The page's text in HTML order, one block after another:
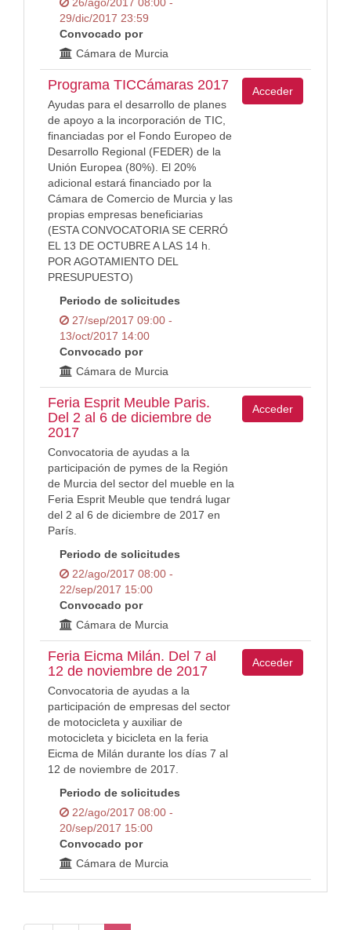
26/ago/2017 08:00 -
29/dic/2017 23:59
Convocado por
Cámara de Murcia
Programa TICCámaras 2017
Ayudas para el desarrollo de planes
de apoyo a la incorporación de TIC,
financiadas por el Fondo Europeo de
Desarrollo Regional (FEDER) de la
Unión Europea (80%). El 20%
adicional estará financiado por la
Cámara de Comercio de Murcia y las
propias empresas beneficiarias
(ESTA CONVOCATORIA SE CERRÓ
EL 13 DE OCTUBRE A LAS 14 h.
POR AGOTAMIENTO DEL
PRESUPUESTO)
Periodo de solicitudes
27/sep/2017 09:00 -
13/oct/2017 14:00
Convocado por
Cámara de Murcia
Acceder
Feria Esprit Meuble Paris.
Del 2 al 6 de diciembre de
2017
Convocatoria de ayudas a la
participación de pymes de la Región
de Murcia del sector del mueble en la
Feria Esprit Meuble que tendrá lugar
del 2 al 6 de diciembre de 2017 en
París.
Periodo de solicitudes
22/ago/2017 08:00 -
22/sep/2017 15:00
Convocado por
Cámara de Murcia
Acceder
Feria Eicma Milán. Del 7 al
12 de noviembre de 2017
Convocatoria de ayudas a la
participación de empresas del sector
de motocicleta y auxiliar de
motocicleta y bicicleta en la feria
Eicma de Milán durante los días 7 al
12 de noviembre de 2017.
Periodo de solicitudes
22/ago/2017 08:00 -
20/sep/2017 15:00
Convocado por
Cámara de Murcia
Acceder